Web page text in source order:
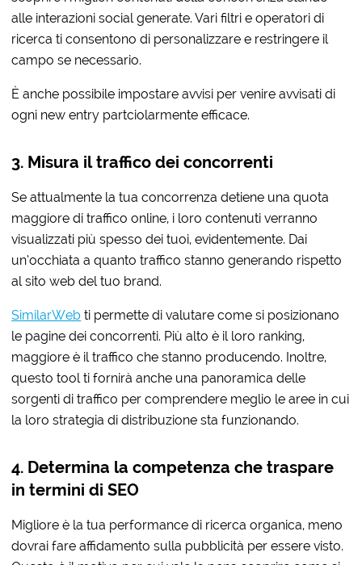
alle interazioni social generate. Vari filtri e operatori di
ricerca ti consentono di personalizzare e restringere il
campo se necessario.
È anche possibile impostare avvisi per venire avvisati di
ogni new entry partciolarmente efficace.
3. Misura il traffico dei concorrenti
Se attualmente la tua concorrenza detiene una quota
maggiore di traffico online, i loro contenuti verranno
visualizzati più spesso dei tuoi, evidentemente. Dai
un’occhiata a quanto traffico stanno generando rispetto
al sito web del tuo brand.
SimilarWeb ti permette di valutare come si posizionano
le pagine dei concorrenti. Più alto è il loro ranking,
maggiore è il traffico che stanno producendo. Inoltre,
questo tool ti fornirà anche una panoramica delle
sorgenti di traffico per comprendere meglio le aree in cui
la loro strategia di distribuzione sta funzionando.
4. Determina la competenza che traspare
in termini di SEO
Migliore è la tua performance di ricerca organica, meno
dovrai fare affidamento sulla pubblicità per essere visto.